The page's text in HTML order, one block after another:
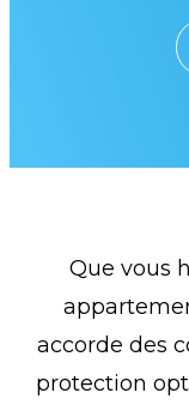
Que vous
accorde des
protection